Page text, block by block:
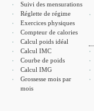
Suivi des mensurations
Réglette de régime
Exercices physiques
Compteur de calories
Calcul poids idéal
Calcul IMC
Courbe de poids
Calcul IMG
Grossesse mois par
mois